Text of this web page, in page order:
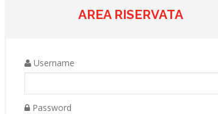
AREA RISERVATA
Username
Password